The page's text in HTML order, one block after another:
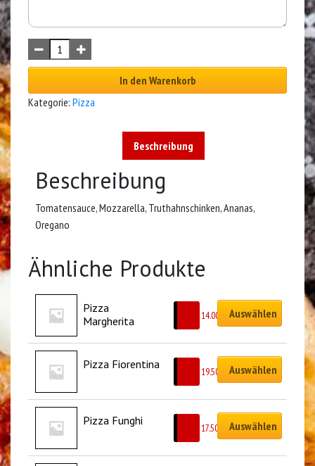
In den Warenkorb
Kategorie: Pizza
Beschreibung
Beschreibung
Tomatensauce, Mozzarella, Truthahnschinken, Ananas,
Oregano
Ähnliche Produkte
Pizza
Margherita
14.00 Auswählen
Pizza Fiorentina
19.50 Auswählen
Pizza Funghi
17.50 Auswählen